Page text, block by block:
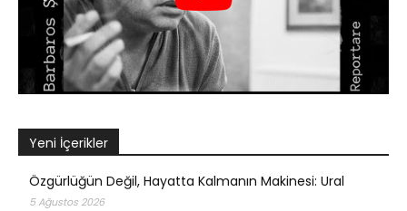
Yeni İçerikler
Özgürlüğün Değil, Hayatta Kalmanın Makinesi: Ural
5 Ağustos 2026